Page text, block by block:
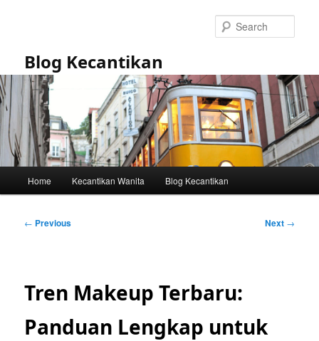
Blog Kecantikan
Home Kecantikan Wanita Blog Kecantikan
Post
← Previous Next →
Tren Makeup Terbaru:
Panduan Lengkap untuk